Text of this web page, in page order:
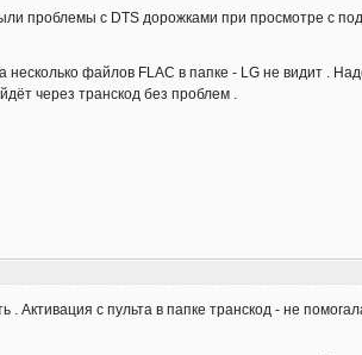
проблемы с DTS дорожками при просмотре с
файлов FLAC в папке - LG не видит .
через транскод без проблем .
Активация с пульта в папке транскод - не